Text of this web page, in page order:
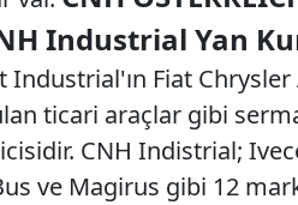
Industrial Yan
Industrial'ın Fiat
ticari araçlar gibi
CNH Indistrial;
ve Magirus gibi 12